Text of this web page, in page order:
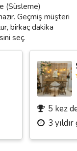
(Süsleme)
Geçmiş müşteri
birkaç dakika
seç.
5 kez
3